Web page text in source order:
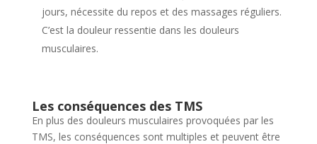
jours, nécessite du repos et des massages réguliers.
C’est la douleur ressentie dans les douleurs
musculaires.
Les conséquences des TMS
En plus des douleurs musculaires provoquées par les
TMS, les conséquences sont multiples et peuvent être